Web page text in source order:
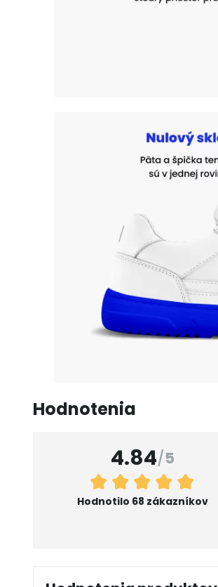
Hodnotenia
4.84/5
Hodnotilo 68 zákazníkov